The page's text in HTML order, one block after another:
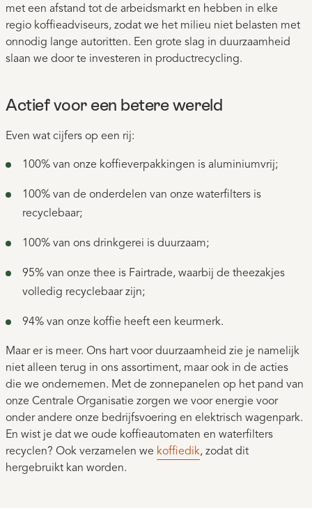
met een afstand tot de arbeidsmarkt en hebben in elke
regio koffieadviseurs, zodat we het milieu niet belasten met
onnodig lange autoritten. Een grote slag in duurzaamheid
slaan we door te investeren in productrecycling.
Actief voor een betere wereld
Even wat cijfers op een rij:
100% van onze koffieverpakkingen is aluminiumvrij;
100% van de onderdelen van onze waterfilters is
recyclebaar;
100% van ons drinkgerei is duurzaam;
95% van onze thee is Fairtrade, waarbij de theezakjes
volledig recyclebaar zijn;
94% van onze koffie heeft een keurmerk.
Maar er is meer. Ons hart voor duurzaamheid zie je namelijk
niet alleen terug in ons assortiment, maar ook in de acties
die we ondernemen. Met de zonnepanelen op het pand van
onze Centrale Organisatie zorgen we voor energie voor
onder andere onze bedrijfsvoering en elektrisch wagenpark.
En wist je dat we oude koffieautomaten en waterfilters
recyclen? Ook verzamelen we koffiedik, zodat dit
hergebruikt kan worden.